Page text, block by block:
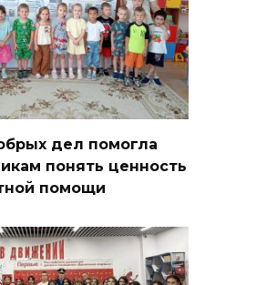
дел помогла
понять ценность
помощи